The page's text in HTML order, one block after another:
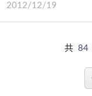
2012/12/19
共 84